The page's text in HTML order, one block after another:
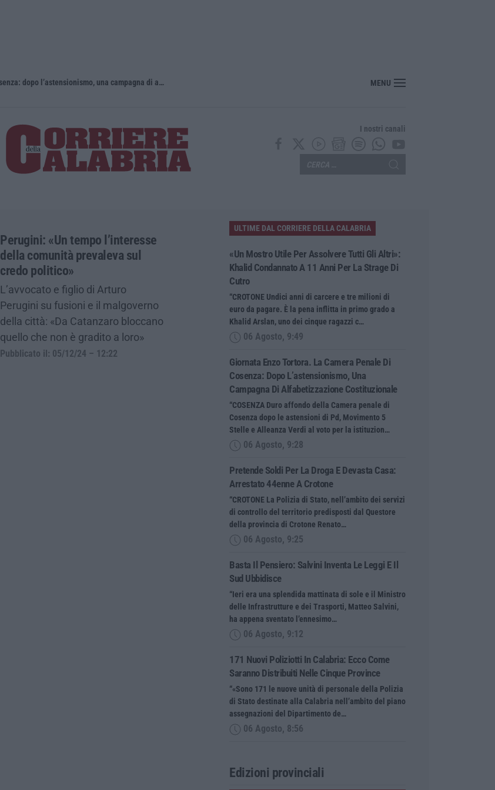
Giornata Enzo Tortora. La Camera penale di Cosenza: dopo l’astensionismo, una campagna di alfabetizzazione costituzionale Pretende soldi per la droga e devasta casa: arrestato 44enne a Crotone
MENU
I nostri canali
Perugini: «Un tempo l’interesse
della comunità prevaleva sul
credo politico»
L’avvocato e figlio di Arturo
Perugini su fusioni e il malgoverno
della città: «Da Catanzaro bloccano
quello che non è gradito a loro»
Pubblicato il: 05/12/24 – 12:22
ULTIME DAL CORRIERE DELLA CALABRIA
«Un Mostro Utile Per Assolvere Tutti Gli Altri»:
Khalid Condannato A 11 Anni Per La Strage Di
Cutro
“CROTONE Undici anni di carcere e tre milioni di
euro da pagare. È la pena inflitta in primo grado a
Khalid Arslan, uno dei cinque ragazzi c…
06 Agosto, 9:49
Giornata Enzo Tortora. La Camera Penale Di
Cosenza: Dopo L’astensionismo, Una
Campagna Di Alfabetizzazione Costituzionale
“COSENZA Duro affondo della Camera penale di
Cosenza dopo le astensioni di Pd, Movimento 5
Stelle e Alleanza Verdi al voto per la istituzion…
06 Agosto, 9:28
Pretende Soldi Per La Droga E Devasta Casa:
Arrestato 44enne A Crotone
“CROTONE La Polizia di Stato, nell’ambito dei servizi
di controllo del territorio predisposti dal Questore
della provincia di Crotone Renato…
06 Agosto, 9:25
Basta Il Pensiero: Salvini Inventa Le Leggi E Il
Sud Ubbidisce
“Ieri era una splendida mattinata di sole e il Ministro
delle Infrastrutture e dei Trasporti, Matteo Salvini,
ha appena sventato l’ennesimo…
06 Agosto, 9:12
171 Nuovi Poliziotti In Calabria: Ecco Come
Saranno Distribuiti Nelle Cinque Province
“«Sono 171 le nuove unità di personale della Polizia
di Stato destinate alla Calabria nell’ambito del piano
assegnazioni del Dipartimento de…
06 Agosto, 8:56
Edizioni provinciali